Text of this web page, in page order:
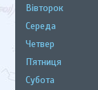
Вівторок
Середа
Четвер
Пʼятниця
Субота